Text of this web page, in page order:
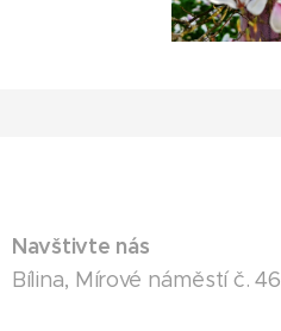
Navštivte nás
Bílina, Mírové náměstí č. 46